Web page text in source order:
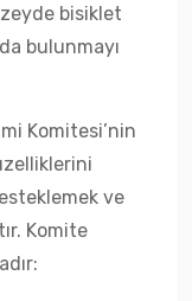
bisiklet
bulunmayı
Komitesi’nin
ve
Komite